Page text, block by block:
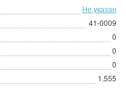
Не указан
41-0009
0
0
0
1.555